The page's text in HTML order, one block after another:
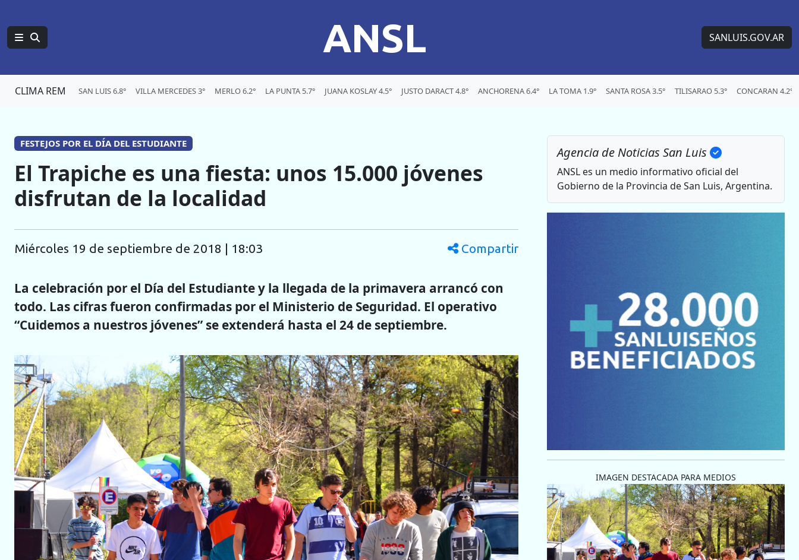
ANSL SANLUIS.GOV.AR
CLIMA REM SAN LUIS 6.8° VILLA MERCEDES 3° MERLO 6.2° LA PUNTA 5.7° JUANA KOSLAY 4.5° JUSTO DARACT 4.8° ANCHORENA 6.4° LA TOMA 1.9° SANTA ROSA 3.5° TILISARAO 5.3° CONCARAN 4.2°
FESTEJOS POR EL DÍA DEL ESTUDIANTE
El Trapiche es una fiesta: unos 15.000 jóvenes
disfrutan de la localidad
miércoles 19 de septiembre de 2018 | 18:03 Compartir
La celebración por el Día del Estudiante y la llegada de la primavera arrancó con
todo. Las cifras fueron confirmadas por el Ministerio de Seguridad. El operativo
“Cuidemos a nuestros jóvenes” se extenderá hasta el 24 de septiembre.
Agencia de Noticias San Luis
ANSL es un medio informativo oficial del
Gobierno de la Provincia de San Luis, Argentina.
IMAGEN DESTACADA PARA MEDIOS